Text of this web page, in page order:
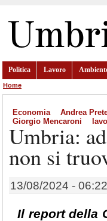
Politica Lavoro
Home
Economia Andrea
Giorgio Mencaroni
Umbria:
non si
13/08/2024 - 06:22
Il report della